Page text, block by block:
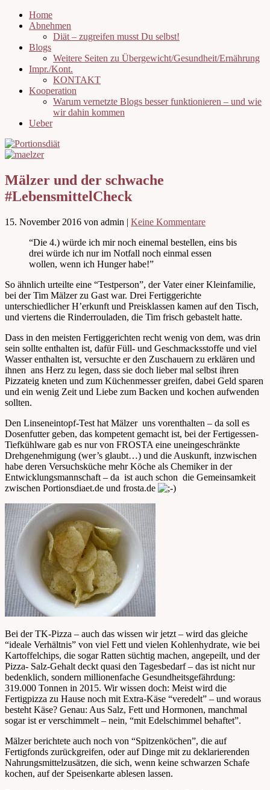
Home
Abnehmen
Diät – zugreifen musst Du selbst!
Blogs
Weitere Seiten zu Übergewicht/Gesundheit/Ernährung
Impr./Kont.
KONTAKT
Kooperation
Warum vernetzte Blogs besser funktionieren – und wie
wir dahin kommen
Ueber
Mälzer und der schwache
#LebensmittelCheck
15. November 2016 von admin | Keine Kommentare
“Die 4.) würde ich mir noch einemal bestellen, eins bis
drei würde ich nur im Notfall noch einmal essen
wollen, wenn ich Hunger habe!”
So ähnlich urteilte eine “Testperson”, der Vater einer Kleinfamilie,
bei der Tim Mälzer zu Gast war. Drei Fertiggerichte
unterschiedlicher H’erkunft und Preisklassen kamen auf den Tisch,
und viertens die Rinderrouladen, die Tim frisch gebastelt hatte.
Dass in den meisten Fertiggerichten recht wenig von dem, was drin
sein sollte enthalten ist, dafür Füll- und Geschmacksstoffe und viel
Wasser enthalten ist, versuchte er den Zuschauern zu erklären und
ihnen ans Herz zu legen, dass sie doch lieber mal selbst ihren
Pizzateig kneten und zum Küchenmesser greifen, dabei Geld sparen
und ein wenig Zeit und Liebe zum Backen und kochen aufwenden
sollten.
Den Linseneintopf-Test hat Mälzer uns vorenthalten – da soll es
Dosenfutter geben, das kompetent gemacht ist, bei der Fertigessen-
Tiefkühlware gab es nur von FROSTA eine uneingeschränkte
Drehgenehmigung (wer’s glaubt…) und die Auskunft, inzwischen
habe deren Versuchsküche mehr Köche als Chemiker in der
Entwicklungsmannschaft – da ist auch schon die Gemeinsamkeit
zwischen Portionsdiaet.de und frosta.de
Bei der TK-Pizza – auch das wissen wir jetzt – wird das gleiche
“ideale Verhältnis” von viel Fett und vielen Kohlenhydrate, wie bei
Kartoffelchips, die sogar Ratten süchtig machen, angepeilt, und der
Pizza- Salz-Gehalt deckt quasi den Tagesbedarf – das ist nicht nur
bedenklich, sondern millionenfache Gesundheitsgefährdung:
319.000 Tonnen in 2015. Wir wissen doch: Meist wird die
Fertigpizza zu Hause noch mit Extra-Käse “veredelt” – und woraus
besteht Käse? Genau: Aus Salz, Fett und Hormonen, manchmal
sogar ist er verschimmelt – nein, “mit Edelschimmel behaftet”.
Mälzer berichtete auch noch von “Spitzenköchen”, die auf
Fertigfonds zurückgreifen, oder auf Dinge mit zu deklarierenden
Nahrungsmittelzusätzen, die sich, wenn keine schwarzen Schafe
kochen, auf der Speisenkarte ablesen lassen.